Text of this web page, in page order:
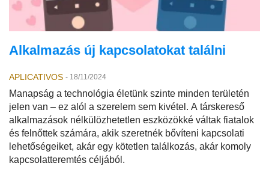
Alkalmazás új kapcsolatokat találni
APLICATIVOS - 18/11/2024
Manapság a technológia életünk szinte minden területén
jelen van – ez alól a szerelem sem kivétel. A társkereső
alkalmazások nélkülözhetetlen eszközökké váltak fiatalok
és felnőttek számára, akik szeretnék bővíteni kapcsolati
lehetőségeiket, akár egy kötetlen találkozás, akár komoly
kapcsolatteremtés céljából.